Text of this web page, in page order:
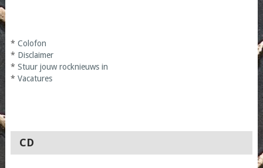
* Colofon
* Disclaimer
* Stuur jouw rocknieuws in
* Vacatures
CD